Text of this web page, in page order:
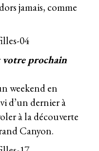
jamais, comme
votre prochain
weekend en
d’un dernier à
à la découverte
Canyon.